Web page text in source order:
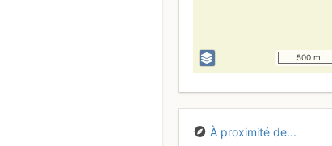
500 m
À proximité de...